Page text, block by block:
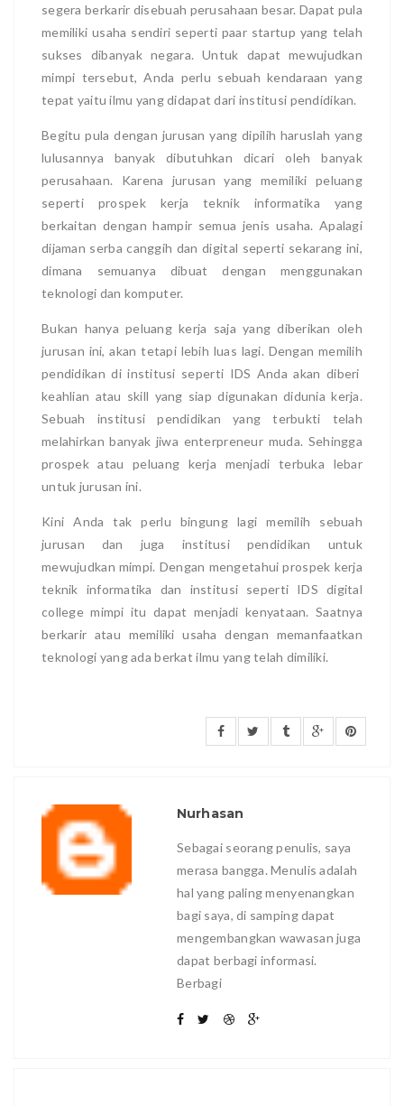
segera berkarir disebuah perusahaan besar. Dapat pula
memiliki usaha sendiri seperti paar startup yang telah
sukses dibanyak negara. Untuk dapat mewujudkan
mimpi tersebut, Anda perlu sebuah kendaraan yang
tepat yaitu ilmu yang didapat dari institusi pendidikan.
Begitu pula dengan jurusan yang dipilih haruslah yang
lulusannya banyak dibutuhkan dicari oleh banyak
perusahaan. Karena jurusan yang memiliki peluang
seperti prospek kerja teknik informatika yang
berkaitan dengan hampir semua jenis usaha. Apalagi
dijaman serba canggih dan digital seperti sekarang ini,
dimana semuanya dibuat dengan menggunakan
teknologi dan komputer.
Bukan hanya peluang kerja saja yang diberikan oleh
jurusan ini, akan tetapi lebih luas lagi. Dengan memilih
pendidikan di institusi seperti IDS Anda akan diberi
keahlian atau skill yang siap digunakan didunia kerja.
Sebuah institusi pendidikan yang terbukti telah
melahirkan banyak jiwa enterpreneur muda. Sehingga
prospek atau peluang kerja menjadi terbuka lebar
untuk jurusan ini.
Kini Anda tak perlu bingung lagi memilih sebuah
jurusan dan juga institusi pendidikan untuk
mewujudkan mimpi. Dengan mengetahui prospek kerja
teknik informatika dan institusi seperti IDS digital
college mimpi itu dapat menjadi kenyataan. Saatnya
berkarir atau memiliki usaha dengan memanfaatkan
teknologi yang ada berkat ilmu yang telah dimiliki.
Nurhasan
Sebagai seorang penulis, saya
merasa bangga. Menulis adalah
hal yang paling menyenangkan
bagi saya, di samping dapat
mengembangkan wawasan juga
dapat berbagi informasi.
Berbagi